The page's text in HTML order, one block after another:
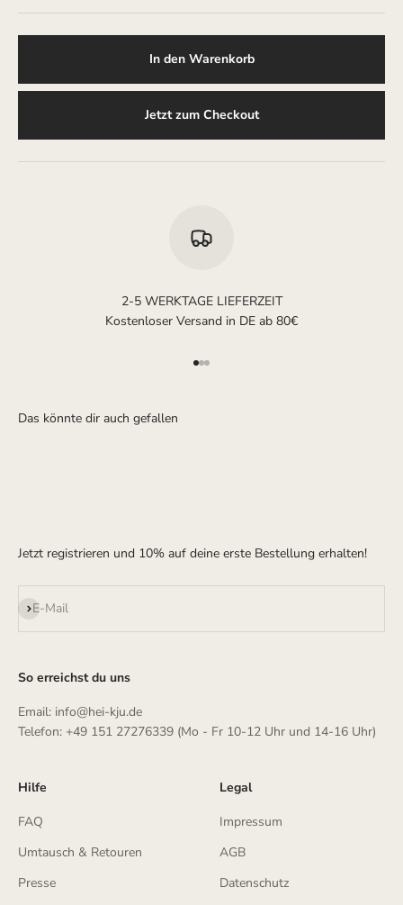
In den Warenkorb
Jetzt zum Checkout
2-5 WERKTAGE LIEFERZEIT
Kostenloser Versand in DE ab 80€
Jetzt registrieren und 10% auf deine erste Bestellung erhalten!
E-Mail
Abonnieren
So erreichst du uns
Email: info@hei-kju.de
Telefon: +49 151 27276339 (Mo - Fr 10-12 Uhr und 14-16 Uhr)
Hilfe
FAQ
Umtausch & Retouren
Presse
Legal
Impressum
AGB
Datenschutz